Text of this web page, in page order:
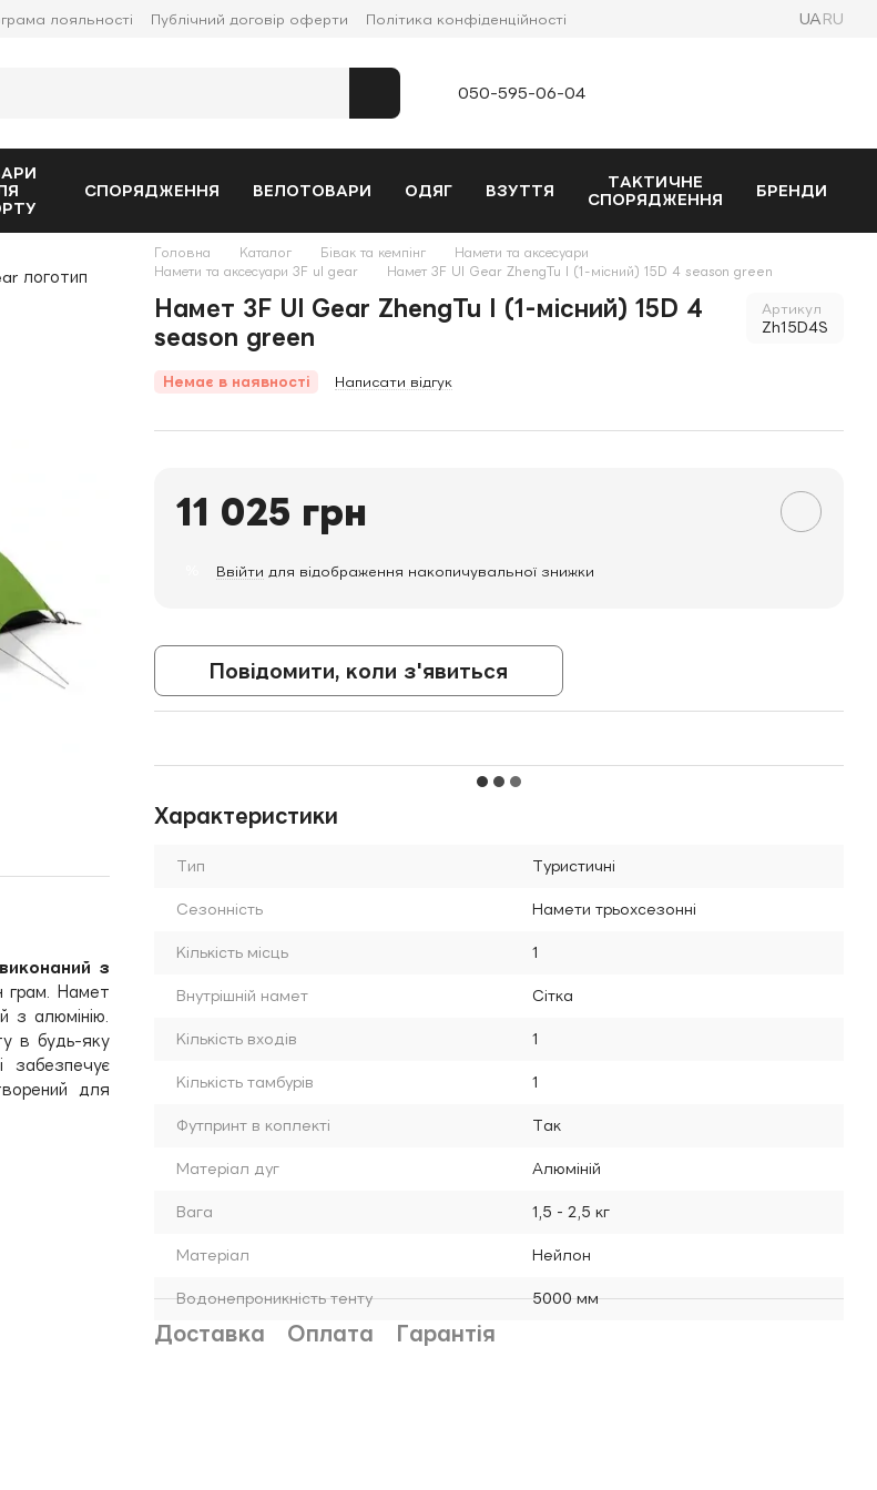
лояльності Публічний договір оферти Політика конфіденційності UA RU
050-595-06-04
СПОРЯДЖЕННЯ ВЕЛОТОВАРИ ОДЯГ ВЗУТТЯ
ТАКТИЧНЕ
СПОРЯДЖЕННЯ
БРЕНДИ
з
грам. Намет
з алюмінію.
в будь-яку
забезпечує
для
Головна Каталог Бівак та кемпінг
Намети та аксесуари
Намети та аксесуари 3F ul gear
Намет 3F Ul Gear ZhengTu I (1-місний) 15D 4 season green
Намет 3F Ul Gear ZhengTu I (1-місний) 15D 4
season green
Артикул
Zh15D4S
Немає в наявності Написати відгук
11 025 грн
Ввійти для відображення накопичувальної знижки
Повідомити, коли з'явиться
Характеристики
Тип Туристичні
Сезонність Намети трьохсезонні
Кількість місць 1
Внутрішній намет Сітка
Кількість входів 1
Кількість тамбурів 1
Футпринт в коплекті Так
Матеріал дуг Алюміній
Вага 1,5 - 2,5 кг
Матеріал Нейлон
Водонепроникність тенту 5000 мм
Доставка Оплата Гарантія